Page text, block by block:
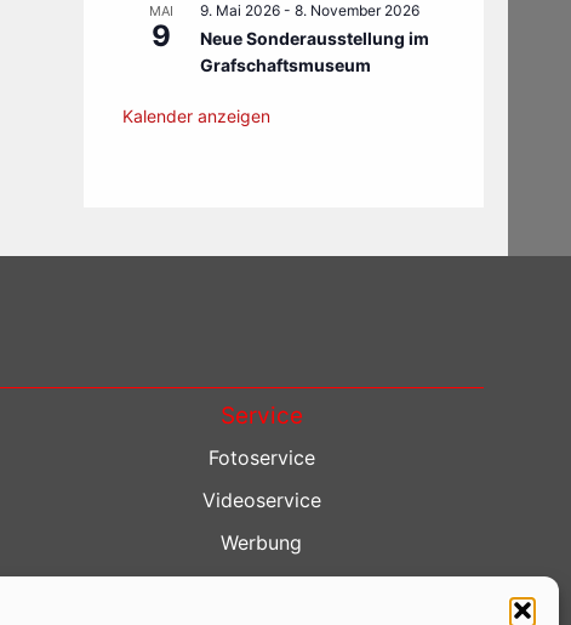
MAI
9
9. Mai 2026 - 8. November 2026
Neue Sonderausstellung im
Grafschaftsmuseum
Kalender anzeigen
Service
Fotoservice
Videoservice
Werbung